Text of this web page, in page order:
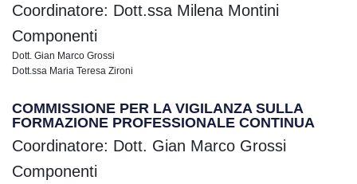
Coordinatore: Dott.ssa Milena Montini
Componenti
Dott. Gian Marco Grossi
Dott.ssa Maria Teresa Zironi
COMMISSIONE PER LA VIGILANZA SULLA
FORMAZIONE PROFESSIONALE CONTINUA
Coordinatore: Dott. Gian Marco Grossi
Componenti